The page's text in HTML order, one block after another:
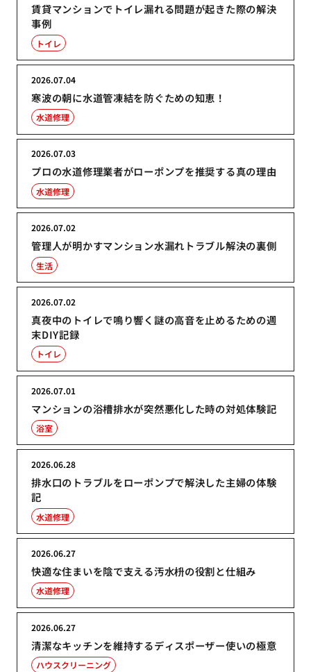
賃貸マンションでトイレ漏れる問題が起きた際の解決
事例
トイレ
寒波の朝に水道管凍結を防ぐための知恵！
2026.07.04
水道修理
プロの水道修理業者がローポンプを推奨する真の理由
2026.07.03
水道修理
管理人が明かすマンション水漏れトラブル解決の裏側
2026.07.02
生活
真夜中のトイレで鳴り響く謎の高音を止めるための週
末DIY記録
2026.07.02
トイレ
マンションの浴槽排水が突然悪化した時の対処体験記
2026.07.01
浴室
排水口のトラブルをローポンプで解決した主婦の体験
記
2026.06.28
水道修理
快適な住まいを陰で支える汚水枡の役割と仕組み
2026.06.27
水道修理
清潔なキッチンを維持するディスポーザー使いの極意
2026.06.27
ハウスクリーニング